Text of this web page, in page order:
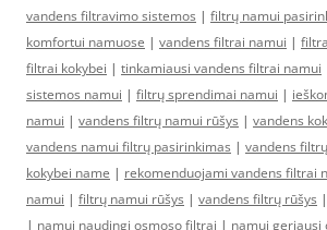
vandens filtravimo sistemos | filtrų namui
komfortui namuose | vandens filtrai namui |
filtrai kokybei | tinkamiausi vandens filtrai namui
sistemos namui | filtrų sprendimai namui |
namui | vandens filtrų namui rūšys | vandens
vandens namui filtrų pasirinkimas | vandens
kokybei name | rekomenduojami vandens filtrai
namui | filtrų namui rūšys | vandens filtrų rūšys |
| namui naudingi osmoso filtrai | namui geriausi